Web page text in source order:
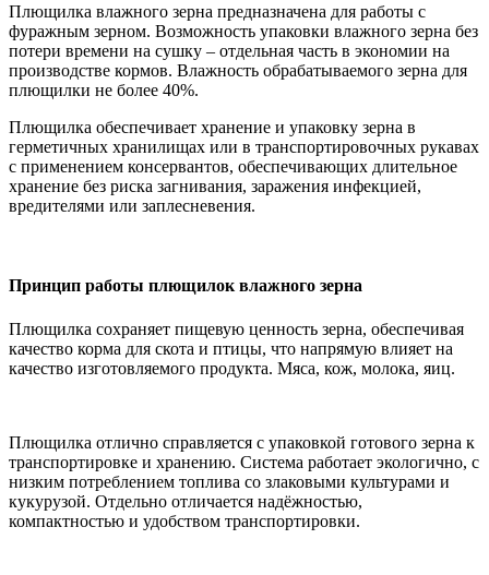
Плющилка влажного зерна предназначена для работы с
фуражным зерном. Возможность упаковки влажного зерна без
потери времени на сушку – отдельная часть в экономии на
производстве кормов. Влажность обрабатываемого зерна для
плющилки не более 40%.
Плющилка обеспечивает хранение и упаковку зерна в
герметичных хранилищах или в транспортировочных рукавах
с применением консервантов, обеспечивающих длительное
хранение без риска загнивания, заражения инфекцией,
вредителями или заплесневения.
Принцип работы плющилок влажного зерна
Плющилка сохраняет пищевую ценность зерна, обеспечивая
качество корма для скота и птицы, что напрямую влияет на
качество изготовляемого продукта. Мяса, кож, молока, яиц.
Плющилка отлично справляется с упаковкой готового зерна к
транспортировке и хранению. Система работает экологично, с
низким потреблением топлива со злаковыми культурами и
кукурузой. Отдельно отличается надёжностью,
компактностью и удобством транспортировки.